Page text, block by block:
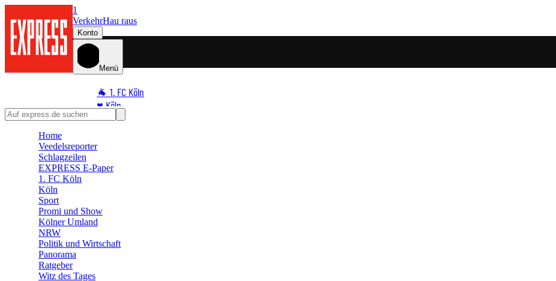
1
VerkehrHau raus
Konto
Menü
🐐 1. FC Köln
♥️ Köln
⭐ Promi
🛒 Shoppingwelt
🧩 Spiele
Home
Veedelsreporter
Schlagzeilen
EXPRESS E-Paper
1. FC Köln
Köln
Sport
Promi und Show
Kölner Umland
NRW
Politik und Wirtschaft
Panorama
Ratgeber
Witz des Tages